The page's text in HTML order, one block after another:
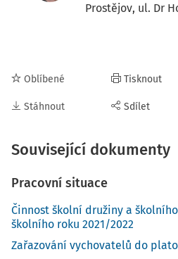
Prostějov, ul. Dr
Oblíbené
Stáhnout
Tisknout
Sdílet
Související dokumenty
Pracovní situace
Činnost školní družiny a
školního roku 2021/2022
Zařazování vychovatelů do